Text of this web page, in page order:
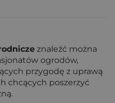
znaleźć można
ogrodów,
przygodę z uprawą
chcących poszerzyć